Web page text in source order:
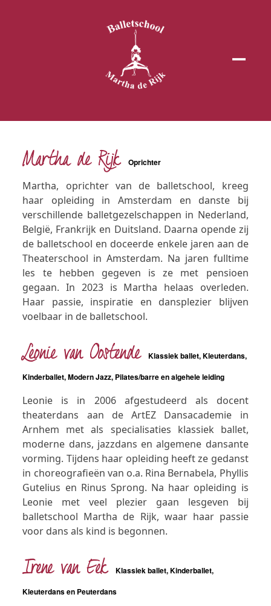
Martha de RijkOprichter
Martha, oprichter van de balletschool, kreeg
haar opleiding in Amsterdam en danste bij
verschillende balletgezelschappen in Nederland,
België, Frankrijk en Duitsland. Daarna opende zij
de balletschool en doceerde enkele jaren aan de
Theaterschool in Amsterdam. Na jaren fulltime
les te hebben gegeven is ze met pensioen
gegaan. In 2023 is Martha helaas overleden.
Haar passie, inspiratie en dansplezier blijven
voelbaar in de balletschool.
Leonie van OostendeKlassiek ballet, Kleuterdans,
Kinderballet, Modern Jazz, Pilates/barre en algehele leiding
Leonie is in 2006 afgestudeerd als docent
theaterdans aan de ArtEZ Dansacademie in
Arnhem met als specialisaties klassiek ballet,
moderne dans, jazzdans en algemene dansante
vorming. Tijdens haar opleiding heeft ze gedanst
in choreografieën van o.a. Rina Bernabela, Phyllis
Gutelius en Rinus Sprong. Na haar opleiding is
Leonie met veel plezier gaan lesgeven bij
balletschool Martha de Rijk, waar haar passie
voor dans als kind is begonnen.
Irene van EekKlassiek ballet, Kinderballet,
Kleuterdans en Peuterdans